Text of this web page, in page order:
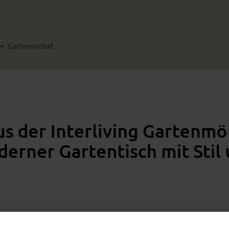
Gartenmöbel
der Interliving
Gartentisch mit Stil
Gartenmöbel Serie 7012